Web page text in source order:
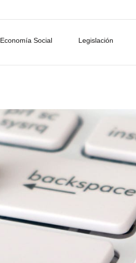
Economía Social Legislación